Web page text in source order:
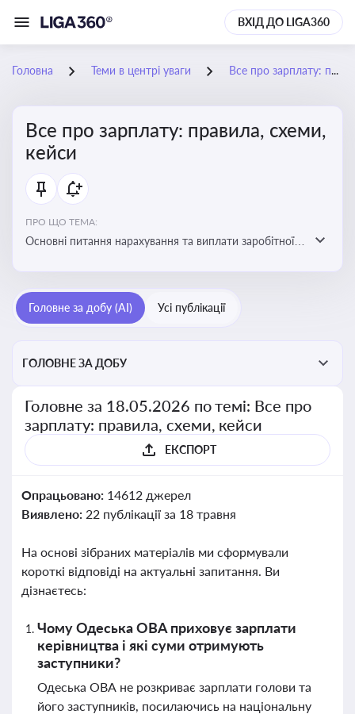
ВХІД ДО LIGA360
Головна Теми в центрі уваги Все про зарплату: правила, схеми, кейси
Все про зарплату: правила, схеми,
кейси
ПРО ЩО ТЕМА:
Основні питання нарахування та виплати заробітної
інформації про можливі схеми зловживань
Головне за добу (AI) Усі публікації
ГОЛОВНЕ ЗА ДОБУ
Головне за 18.05.2026 по темі: Все про
зарплату: правила, схеми, кейси
ЕКСПОРТ
Опрацьовано: 14612 джерел
Виявлено: 22 публікації за 18 травня
На основі зібраних матеріалів ми сформували
короткі відповіді на актуальні запитання. Ви
дізнаєтесь:
Чому Одеська ОВА приховує зарплати
керівництва і які суми отримують
заступники?
Одеська ОВА не розкриває зарплати голови та
його заступників, посилаючись на національну